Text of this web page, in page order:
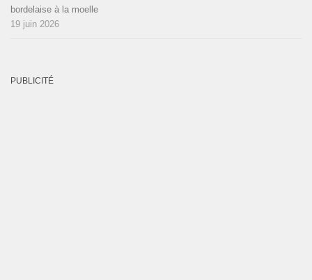
bordelaise à la moelle
19 juin 2026
PUBLICITÉ